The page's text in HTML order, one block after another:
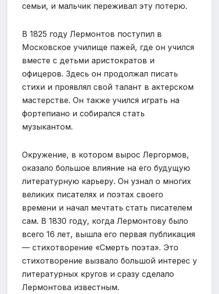
семьи, и мальчик переживал эту потерю.
В 1825 году Лермонтов поступил в
Московское училище пажей, где он учился
вместе с детьми аристократов и
офицеров. Здесь он продолжал писать
стихи и проявлял свой талант в актерском
мастерстве. Он также учился играть на
фортепиано и собирался стать
музыкантом.
Окружение, в котором вырос Лергормов,
оказало большое влияние на его будущую
литературную карьеру. Он узнал о многих
великих писателях и поэтах своего
времени и начал мечтать стать писателем
сам. В 1830 году, когда Лермонтову было
всего 16 лет, вышла его первая публикация
— стихотворение «Смерть поэта». Это
стихотворение вызвало большой интерес у
литературных кругов и сразу сделало
Лермонтова известным.